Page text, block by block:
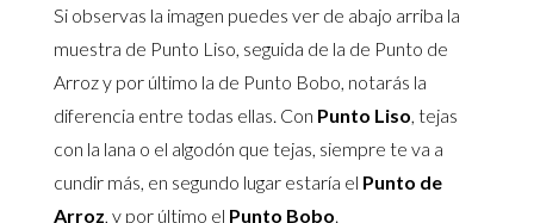
Si observas la imagen puedes ver de abajo arriba la
muestra de Punto Liso, seguida de la de Punto de
Arroz y por último la de Punto Bobo, notarás la
diferencia entre todas ellas. Con Punto Liso, tejas
con la lana o el algodón que tejas, siempre te va a
cundir más, en segundo lugar estaría el Punto de
Arroz, y por último el Punto Bobo.